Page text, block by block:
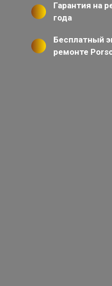
Гарантия на
года
Бесплатный
ремонте